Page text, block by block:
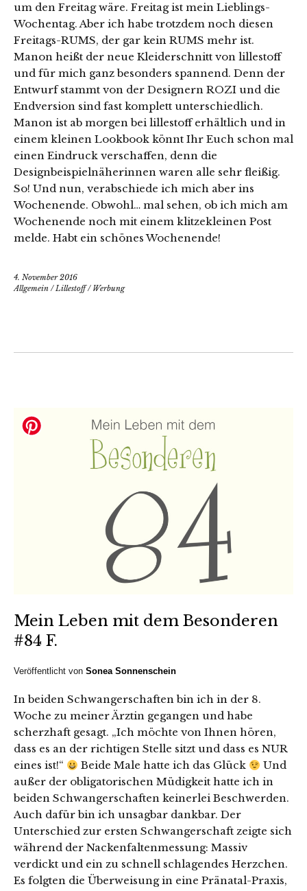
um den Freitag wäre. Freitag ist mein Lieblings-
Wochentag. Aber ich habe trotzdem noch diesen
Freitags-RUMS, der gar kein RUMS mehr ist.
Manon heißt der neue Kleiderschnitt von lillestoff
und für mich ganz besonders spannend. Denn der
Entwurf stammt von der Designern ROZI und die
Endversion sind fast komplett unterschiedlich.
Manon ist ab morgen bei lillestoff erhältlich und in
einem kleinen Lookbook könnt Ihr Euch schon mal
einen Eindruck verschaffen, denn die
Designbeispielnäherinnen waren alle sehr fleißig.
So! Und nun, verabschiede ich mich aber ins
Wochenende. Obwohl… mal sehen, ob ich mich am
Wochenende noch mit einem klitzekleinen Post
melde. Habt ein schönes Wochenende!
4. November 2016
Allgemein /Lillestoff/ Werbung
Mein Leben mit dem Besonderen
#84 F.
Veröffentlicht von Sonea Sonnenschein
In beiden Schwangerschaften bin ich in der 8.
Woche zu meiner Ärztin gegangen und habe
scherzhaft gesagt. „Ich möchte von Ihnen hören,
dass es an der richtigen Stelle sitzt und dass es NUR
eines ist!“
Beide Male hatte ich das Glück
Und
außer der obligatorischen Müdigkeit hatte ich in
beiden Schwangerschaften keinerlei Beschwerden.
Auch dafür bin ich unsagbar dankbar. Der
Unterschied zur ersten Schwangerschaft zeigte sich
während der Nackenfaltenmessung: Massiv
verdickt und ein zu schnell schlagendes Herzchen.
Es folgten die Überweisung in eine Pränatal-Praxis,